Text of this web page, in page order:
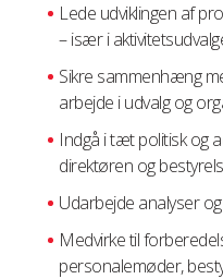
Lede udviklingen af
– især i
Sikre sammenhæng
arbejde i udvalg og
Indgå i tæt politisk og
direktøren og
Udarbejde analyser
Medvirke til
personalemøder,